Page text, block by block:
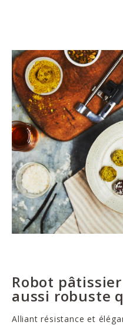
Robot
aussi robuste
Alliant résistance et